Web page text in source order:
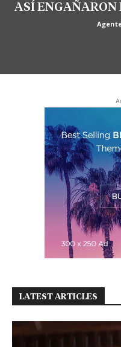
ASÍ ENGAÑARON
LATEST ARTICLES